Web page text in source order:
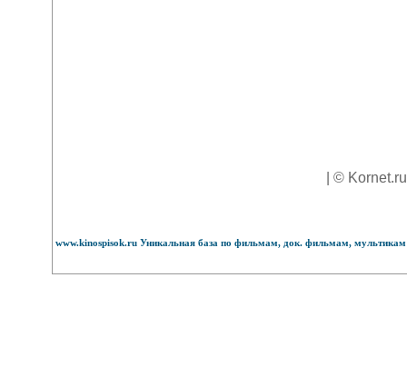
| ©
www.kinospisok.ru Уникальная база по фильмам, док. фильмам,